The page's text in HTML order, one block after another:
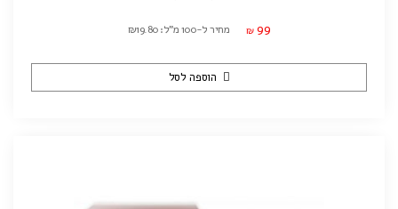
₪ 99 מחיר ל-100 מ"ל: ₪19.80
הוספה לסל